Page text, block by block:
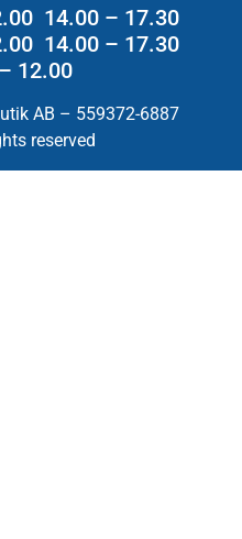
14.00 – 17.30
14.00 – 17.30
12.00
AB – 559372-6887
reserved